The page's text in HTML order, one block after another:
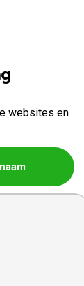
websites en